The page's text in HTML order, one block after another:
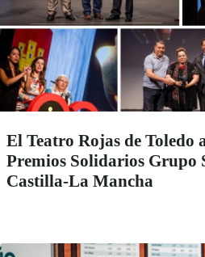
El Teatro Rojas de Toledo
Premios Solidarios Grupo
Castilla-La Mancha